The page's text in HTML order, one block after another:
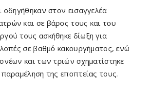
οδηγήθηκαν στον εισαγγελέα
και σε βάρος τους και του
τους ασκήθηκε δίωξη για
σε βαθμό κακουργήματος, ενώ
και των τριών σχηματίστηκε
της εποπτείας τους.